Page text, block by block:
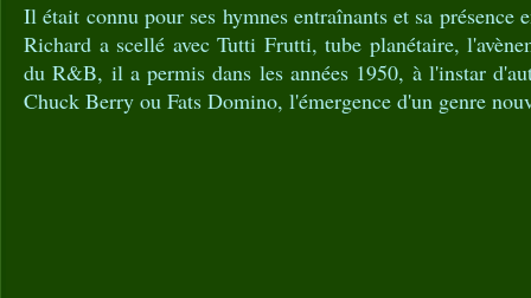
Il était connu pour ses hymnes entraînants et sa présence
Richard a scellé avec Tutti Frutti, tube planétaire,
du R&B, il a permis dans les années 1950, à l'instar
Chuck Berry ou Fats Domino, l'émergence d'un genre